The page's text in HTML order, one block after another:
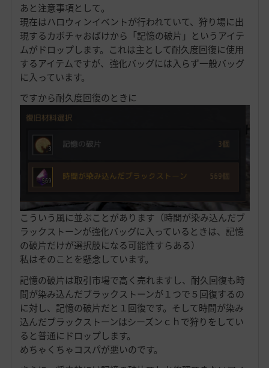
あと注意事項として。
現在はハロウィンイベントが行われていて、狩り場に出
現するカボチャおばけから「記憶の破片」というアイテ
ムがドロップします。これは主として耐久度回復に使用
するアイテムですが、強化バッグには入らず一般バッグ
に入っています。
ですから耐久度回復のときに
こういう風に並ぶことがあります（時間が染み込んだブ
ラックストーンが強化バッグに入っているときは、記憶
の破片だけが選択肢になる可能性すらある）
私はそのことを懸念しています。
記憶の破片は取引市場で高く売れますし、耐久回復も時
間が染み込んだブラックストーンが１つで５回復するの
に対し、記憶の破片だと１回復です。そして時間が染み
込んだブラックストーンはシーズンｃｈで狩りをしてい
ると普通にドロップします。
めちゃくちゃコスパが悪いのです。